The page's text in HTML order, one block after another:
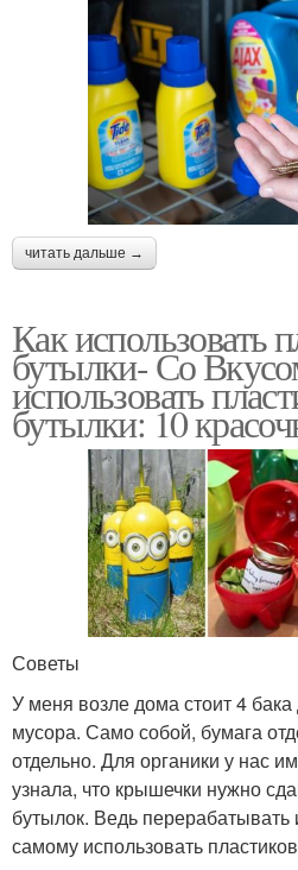
читать дальше →
Как использовать
бутылки- Со
использовать
бутылки: 10
Советы
У меня возле дома стоит 4
мусора. Само собой, бумага
отдельно. Для органики у нас
узнала, что крышечки нужно
бутылок. Ведь
самому использовать